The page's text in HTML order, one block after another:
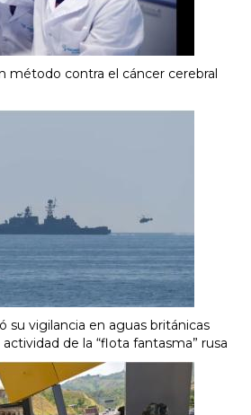
método contra el cáncer cerebral
su vigilancia en aguas británicas
de la “flota fantasma” rusa